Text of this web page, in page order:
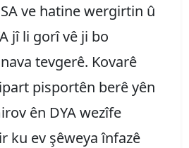
ve hatine wergirtin û
jî li gorî vê ji bo
tevgerê. Kovarê
pisportên berê yên
ên DYA wezîfe
ku ev şêweya înfazê